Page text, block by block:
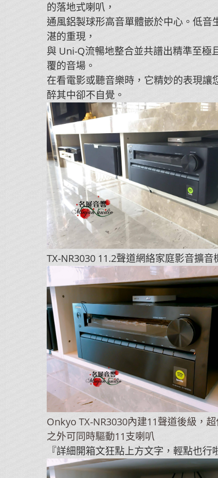
的落地式喇叭，
通風鋁製球形高音單體嵌於中心。低音
湛的重現，
與 Uni-Q流暢地整合並共譜出精準至極
覆的音場。
在看電影或聽音樂時，它精妙的表現讓
醉其中卻不自覺。
TX-NR3030 11.2聲道網絡家庭影音擴音
Onkyo TX-NR3030內建11聲道後級，
之外可同時驅動11支喇叭
『詳細開箱文狂點上方文字，輕點也行